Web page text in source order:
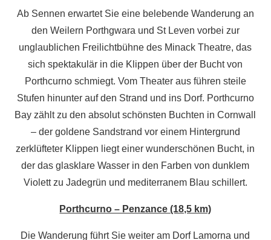
Ab Sennen erwartet Sie eine belebende Wanderung an
den Weilern Porthgwara und St Leven vorbei zur
unglaublichen Freilichtbühne des Minack Theatre, das
sich spektakulär in die Klippen über der Bucht von
Porthcurno schmiegt. Vom Theater aus führen steile
Stufen hinunter auf den Strand und ins Dorf. Porthcurno
Bay zählt zu den absolut schönsten Buchten in Cornwall
– der goldene Sandstrand vor einem Hintergrund
zerklüfteter Klippen liegt einer wunderschönen Bucht, in
der das glasklare Wasser in den Farben von dunklem
Violett zu Jadegrün und mediterranem Blau schillert.
Porthcurno – Penzance (18,5 km)
Die Wanderung führt Sie weiter am Dorf Lamorna und